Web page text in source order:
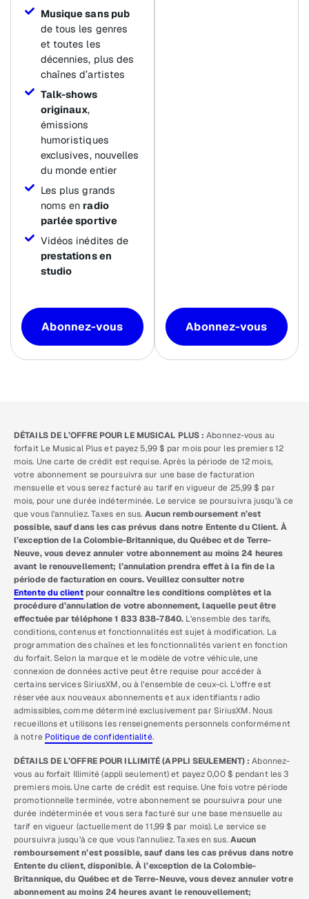
Musique sans pub
de tous les genres
et toutes les
décennies, plus des
chaînes d’artistes
Talk-shows
originaux,
émissions
humoristiques
exclusives, nouvelles
du monde entier
Les plus grands
noms en radio
parlée sportive
Vidéos inédites de
prestations en
studio
Abonnez-vous Abonnez-vous
DÉTAILS DE L’OFFRE POUR LE MUSICAL PLUS : Abonnez-vous au
forfait Le Musical Plus et payez 5,99 $ par mois pour les premiers 12
mois. Une carte de crédit est requise. Après la période de 12 mois,
votre abonnement se poursuivra sur une base de facturation
mensuelle et vous serez facturé au tarif en vigueur de 25,99 $ par
mois, pour une durée indéterminée. Le service se poursuivra jusqu’à ce
que vous l’annuliez. Taxes en sus. Aucun remboursement n’est
possible, sauf dans les cas prévus dans notre Entente du Client. À
l’exception de la Colombie-Britannique, du Québec et de Terre-
Neuve, vous devez annuler votre abonnement au moins 24 heures
avant le renouvellement; l’annulation prendra effet à la fin de la
période de facturation en cours. Veuillez consulter notre
Entente du clientpour connaître les conditions complètes et la
procédure d’annulation de votre abonnement, laquelle peut être
effectuée par téléphone 1 833 838-7840.L’ensemble des tarifs,
conditions, contenus et fonctionnalités est sujet à modification. La
programmation des chaînes et les fonctionnalités varient en fonction
du forfait. Selon la marque et le modèle de votre véhicule, une
connexion de données active peut être requise pour accéder à
certains services SiriusXM, ou à l’ensemble de ceux-ci. L’offre est
réservée aux nouveaux abonnements et aux identifiants radio
admissibles, comme déterminé exclusivement par SiriusXM. Nous
recueillons et utilisons les renseignements personnels conformément
à notre Politique de confidentialité.
DÉTAILS DE L’OFFRE POUR ILLIMITÉ (APPLI SEULEMENT) : Abonnez-
vous au forfait Illimité (appli seulement) et payez 0,00 $ pendant les 3
premiers mois. Une carte de crédit est requise. Une fois votre période
promotionnelle terminée, votre abonnement se poursuivra pour une
durée indéterminée et vous sera facturé sur une base mensuelle au
tarif en vigueur (actuellement de 11,99 $ par mois). Le service se
poursuivra jusqu’à ce que vous l’annuliez. Taxes en sus.Aucun
remboursement n’est possible, sauf dans les cas prévus dans notre
Entente du client, disponible. À l’exception de la Colombie-
Britannique, du Québec et de Terre-Neuve, vous devez annuler votre
abonnement au moins 24 heures avant le renouvellement;